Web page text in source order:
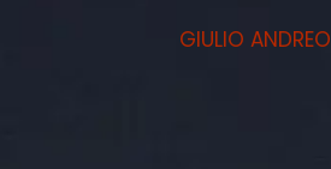
GIULIO